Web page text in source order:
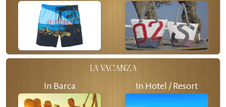
LA VACANZA
In Barca In Hotel / Resort